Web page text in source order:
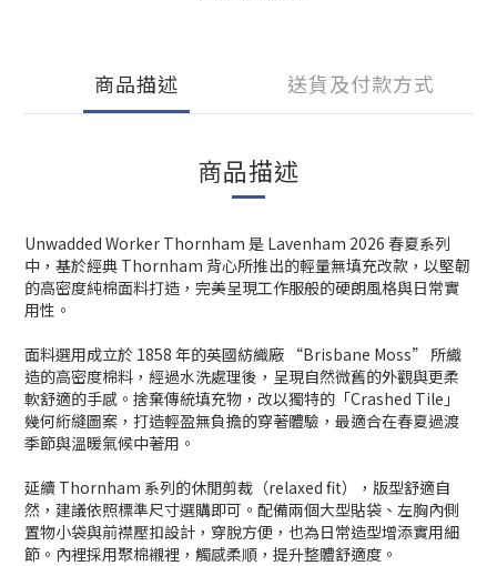
商品描述 送貨及付款方式
商品描述
Unwadded Worker Thornham 是 Lavenham 2026 春夏系列
中，基於經典 Thornham 背心所推出的輕量無填充改款，以堅韌
的高密度純棉面料打造，完美呈現工作服般的硬朗風格與日常實
用性。
面料選用成立於 1858 年的英國紡織廠 “Brisbane Moss” 所織
造的高密度棉料，經過水洗處理後，呈現自然微舊的外觀與更柔
軟舒適的手感。捨棄傳統填充物，改以獨特的「Crashed Tile」
幾何絎縫圖案，打造輕盈無負擔的穿著體驗，最適合在春夏過渡
季節與溫暖氣候中著用。
延續 Thornham 系列的休閒剪裁（relaxed fit），版型舒適自
然，建議依照標準尺寸選購即可。配備兩個大型貼袋、左胸內側
置物小袋與前襟壓扣設計，穿脫方便，也為日常造型增添實用細
節。內裡採用聚棉襯裡，觸感柔順，提升整體舒適度。